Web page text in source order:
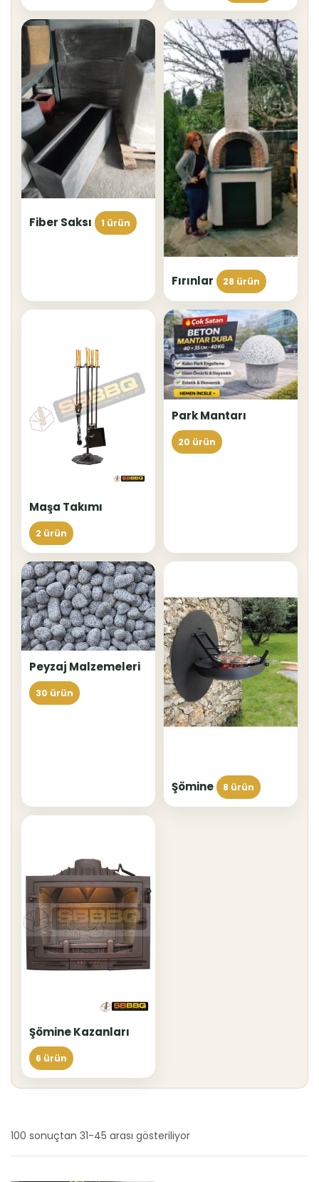
Fiber Saksı 1 ürün
Fırınlar 28 ürün
Maşa Takımı
2 ürün
Park Mantarı
20 ürün
Peyzaj Malzemeleri
30 ürün
Şömine 8 ürün
Şömine Kazanları
6 ürün
100 sonuçtan 31-45 arası gösteriliyor